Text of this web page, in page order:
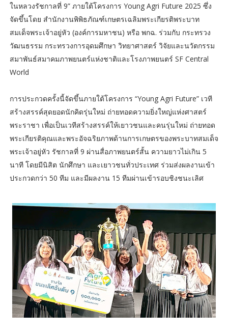
ในหลวงรัชกาลที่ 9” ภายใต้โครงการ Young Agri Future 2025 ซึ่ง
จัดขึ้นโดย สำนักงานพิพิธภัณฑ์เกษตรเฉลิมพระเกียรติพระบาท
สมเด็จพระเจ้าอยู่หัว (องค์การมหาชน) หรือ พกฉ. ร่วมกับ กระทรวง
วัฒนธรรม กระทรวงการอุดมศึกษา วิทยาศาสตร์ วิจัยและนวัตกรรม
สมาพันธ์สมาคมภาพยนตร์แห่งชาติและโรงภาพยนตร์ SF Central
World
การประกวดครั้งนี้จัดขึ้นภายใต้โครงการ “Young Agri Future” เวที
สร้างสรรค์สุดยอดนักคิดรุ่นใหม่ ถ่ายทอดความยิ่งใหญ่แห่งศาสตร์
พระราชา เพื่อเป็นเวทีสร้างสรรค์ให้เยาวชนและคนรุ่นใหม่ ถ่ายทอด
พระเกียรติคุณและพระอัจฉริยภาพด้านการเกษตรของพระบาทสมเด็จ
พระเจ้าอยู่หัว รัชกาลที่ 9 ผ่านสื่อภาพยนตร์สั้น ความยาวไม่เกิน 5
นาที โดยมีนิสิต นักศึกษา และเยาวชนทั่วประเทศ ร่วมส่งผลงานเข้า
ประกวดกว่า 50 ทีม และมีผลงาน 15 ทีมผ่านเข้ารอบชิงชนะเลิศ